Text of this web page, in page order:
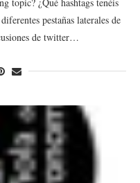
pestañas laterales de
de twitter…